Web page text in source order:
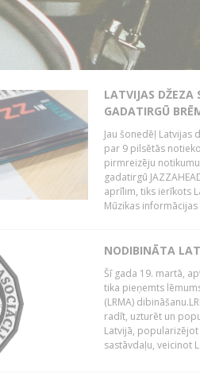
LATVIJAS DŽEZA
GADATIRGŪ
Jau šonedēļ Latvijas
par 9 pilsētās
pirmreizēju
gadatirgū
aprīlim, tiks ierīkots
Mūzikas informācijas
NODIBINĀTA
Šī gada 19. martā,
tika pieņemts
(LRMA)
radīt, uzturēt un
Latvijā,
sastāvdaļu, veicinot